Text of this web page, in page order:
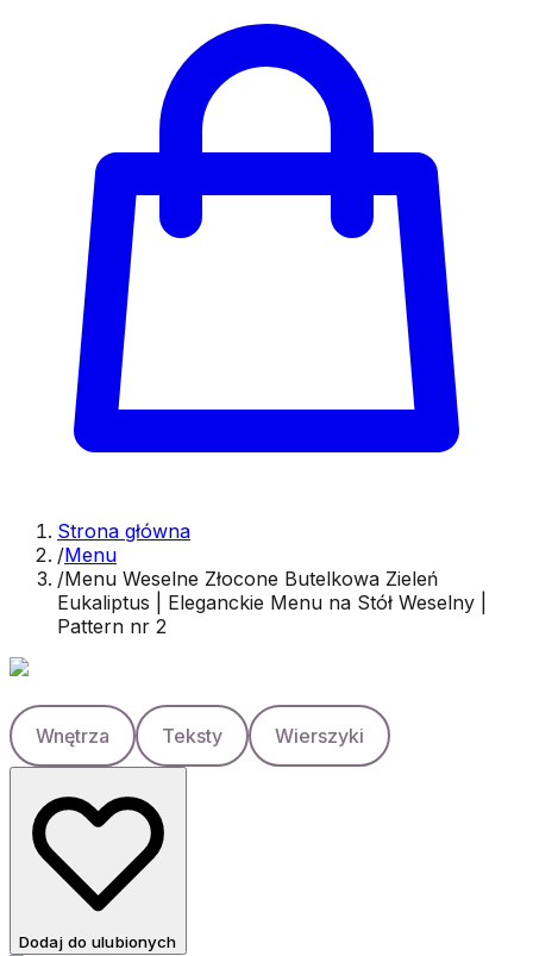
Strona główna
/Menu
/Menu Weselne Złocone Butelkowa Zieleń
Eukaliptus | Eleganckie Menu na Stół Weselny |
Pattern nr 2
Wnętrza Teksty Wierszyki
Dodaj do ulubionych